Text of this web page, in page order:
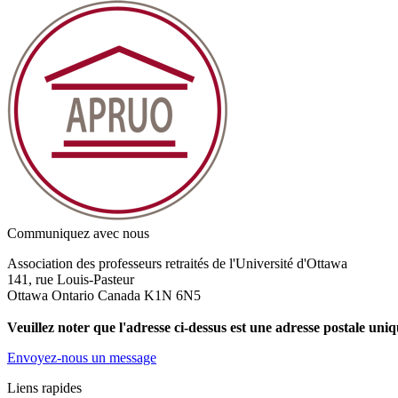
Communiquez avec nous
Association des professeurs retraités de l'Université d'Ottawa
141, rue Louis-Pasteur
Ottawa Ontario Canada K1N 6N5
Veuillez noter que l'adresse ci-dessus est une adresse postale
Envoyez-nous un message
Liens rapides